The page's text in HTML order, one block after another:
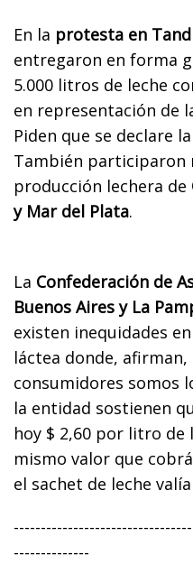
En la protesta en
entregaron en forma
5.000 litros de leche
en representación de
Piden que se declare
También participaron
producción lechera de
y Mar del Plata.
La Confederación de
Buenos Aires y La
existen inequidades
láctea donde,
consumidores somos
la entidad sostienen
hoy $ 2,60 por litro de
mismo valor que
el sachet de leche valía
--------------